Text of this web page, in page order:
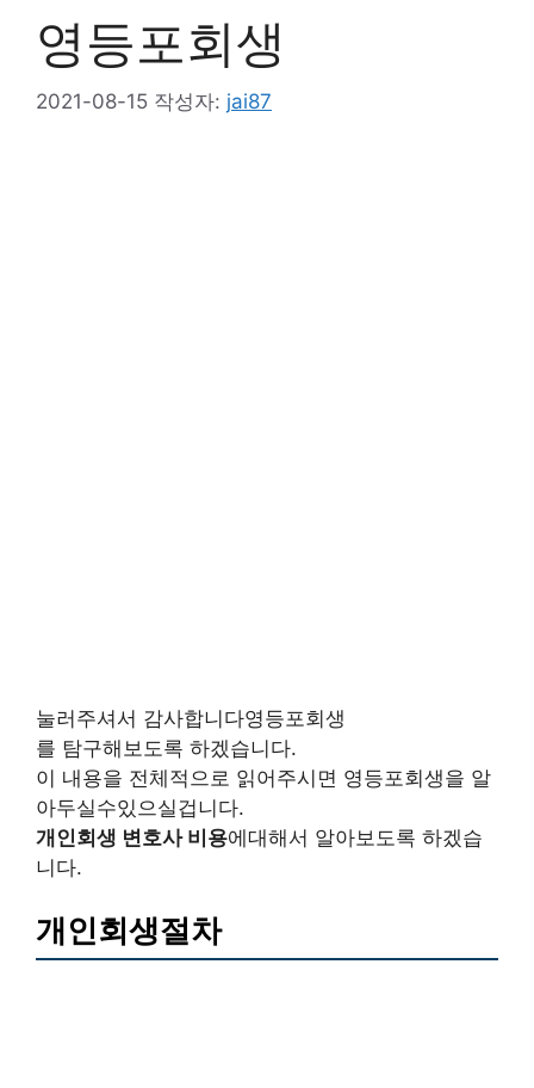
영등포회생
2021-08-15 작성자: jai87
눌러주셔서 감사합니다영등포회생
를 탐구해보도록 하겠습니다.
이 내용을 전체적으로 읽어주시면 영등포회생을 알
아두실수있으실겁니다.
개인회생 변호사 비용에대해서 알아보도록 하겠습
니다.
개인회생절차